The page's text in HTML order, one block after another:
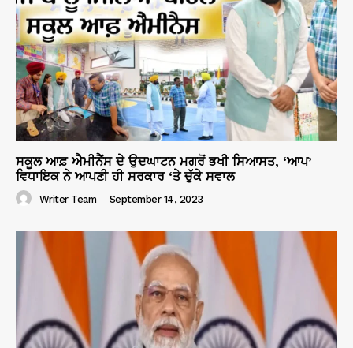
ਸਕੂਲ ਆਫ਼ ਐਮੀਨੈਂਸ ਦੇ ਉਦਘਾਟਨ ਮਗਰੋਂ ਭਖੀ ਸਿਆਸਤ, ‘ਆਪ’
ਵਿਧਾਇਕ ਨੇ ਆਪਣੀ ਹੀ ਸਰਕਾਰ ‘ਤੇ ਚੁੱਕੇ ਸਵਾਲ
Writer Team - September 14, 2023